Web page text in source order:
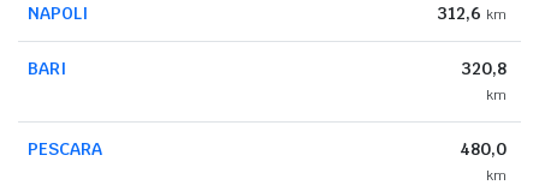
NAPOLI 312,6 km
BARI 320,8
km
PESCARA 480,0
km